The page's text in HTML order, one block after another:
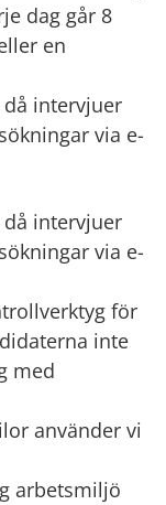
dag går 8
en
då intervjuer
via e-
då intervjuer
via e-
för
inte
med
använder vi
arbetsmiljö